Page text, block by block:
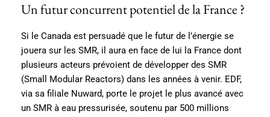
Un futur concurrent potentiel de la France ?
Si le Canada est persuadé que le futur de l’énergie se
jouera sur les SMR, il aura en face de lui la France dont
plusieurs acteurs prévoient de développer des SMR
(Small Modular Reactors) dans les années à venir. EDF,
via sa filiale Nuward, porte le projet le plus avancé avec
un SMR à eau pressurisée, soutenu par 500 millions